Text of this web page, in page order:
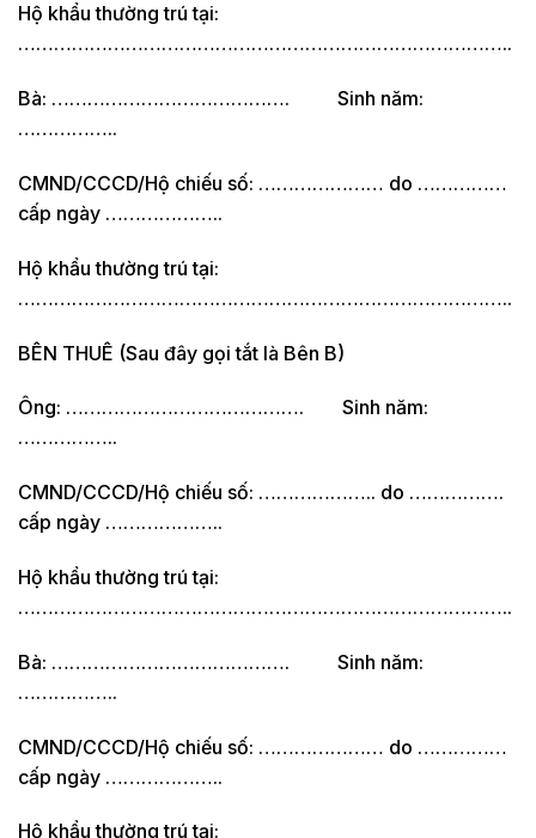
Hộ khẩu thường trú tại:
………………………………………………………………………..
Bà: …………………………………. Sinh năm:
……………..
CMND/CCCD/Hộ chiếu số: ………………… do ……………
cấp ngày ………………..
Hộ khẩu thường trú tại:
………………………………………………………………………..
BÊN THUÊ (Sau đây gọi tắt là Bên B)
Ông: …………………………………. Sinh năm:
……………..
CMND/CCCD/Hộ chiếu số: ……………….. do …………….
cấp ngày ………………..
Hộ khẩu thường trú tại:
………………………………………………………………………..
Bà: …………………………………. Sinh năm:
……………..
CMND/CCCD/Hộ chiếu số: ………………… do ……………
cấp ngày ………………..
Hộ khẩu thường trú tại: